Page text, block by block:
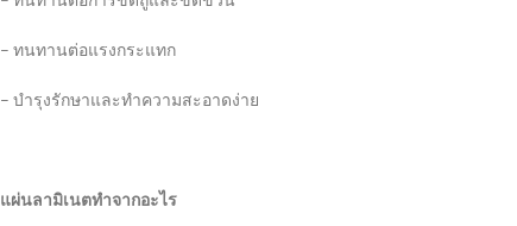
– ทนทานต่อแรงกระแทก
– บำรุงรักษาและทำความสะอาดง่าย
แผ่นลามิเนตทำจากอะไร